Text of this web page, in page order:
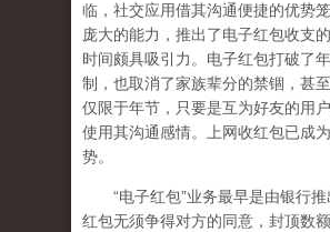
临，社交应用借其沟通便捷的优势
庞大的能力，推出了电子红包收支
时间颇具吸引力。电子红包打破了
制，也取消了家族辈分的禁锢，甚
仅限于年节，只要是互为好友的用
使用其沟通感情。上网收红包已成
势。
“电子红包”业务最早是由银行推
红包无须争得对方的同意，封顶数